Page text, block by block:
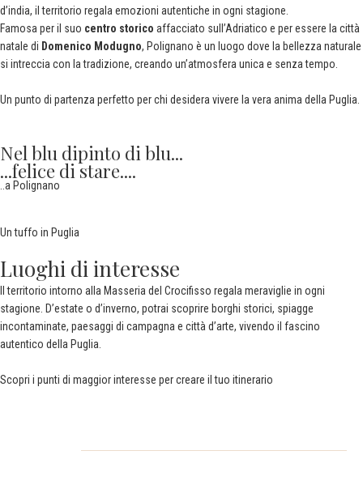
d’india, il territorio regala emozioni autentiche in ogni stagione.
Famosa per il suo centro storico affacciato sull’Adriatico e per essere la città
natale di Domenico Modugno, Polignano è un luogo dove la bellezza naturale
si intreccia con la tradizione, creando un’atmosfera unica e senza tempo.
Un punto di partenza perfetto per chi desidera vivere la vera anima della Puglia.
Nelblu dipinto diblu...
...felice distare....
..a Polignano
Un tuffo in Puglia
Luoghi di interesse
Il territorio intorno alla Masseria del Crocifisso regala meraviglie in ogni
stagione. D’estate o d’inverno, potrai scoprire borghi storici, spiagge
incontaminate, paesaggi di campagna e città d’arte, vivendo il fascino
autentico della Puglia.
Scopri i punti di maggior interesse per creare il tuo itinerario